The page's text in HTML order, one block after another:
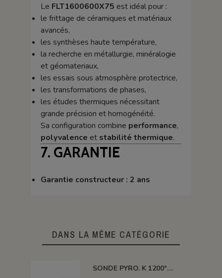
Le FLT1600600X75 est idéal pour :
le frittage de céramiques et matériaux
avancés,
les synthèses haute température,
la recherche en métallurgie, minéralogie
et géomateriaux,
les essais sous atmosphère protectrice,
les transformations de phases,
les études thermiques nécessitant
grande précision et homogénéité.
Sa configuration combine performance,
polyvalence et stabilité thermique.
7. GARANTIE
Garantie constructeur : 2 ans
DANS LA MÊME CATÉGORIE
SONDE PYRO. K 1200° 300MM AVEC TETE